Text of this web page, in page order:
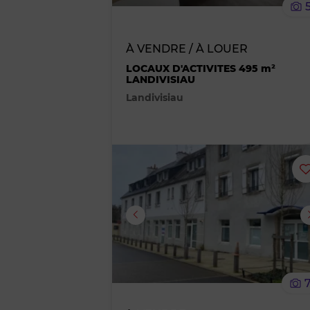
À VENDRE / À LOUER
LOCAUX D'ACTIVITES 495 m²
LANDIVISIAU
Landivisiau
7